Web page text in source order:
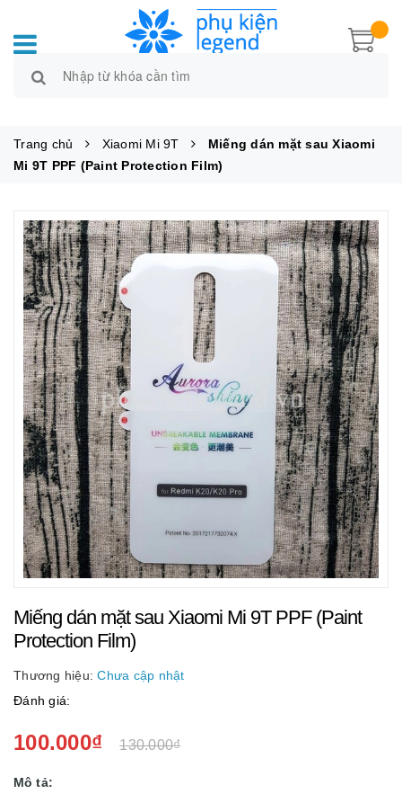
Trang chủ Xiaomi Mi 9T
Miếng dán mặt sau Xiaomi
Mi 9T PPF (Paint Protection Film)
Miếng dán mặt sau Xiaomi Mi 9T PPF (Paint
Protection Film)
Thương hiệu: Chưa cập nhật
Đánh giá:
100.000₫ 130.000₫
Mô tả: